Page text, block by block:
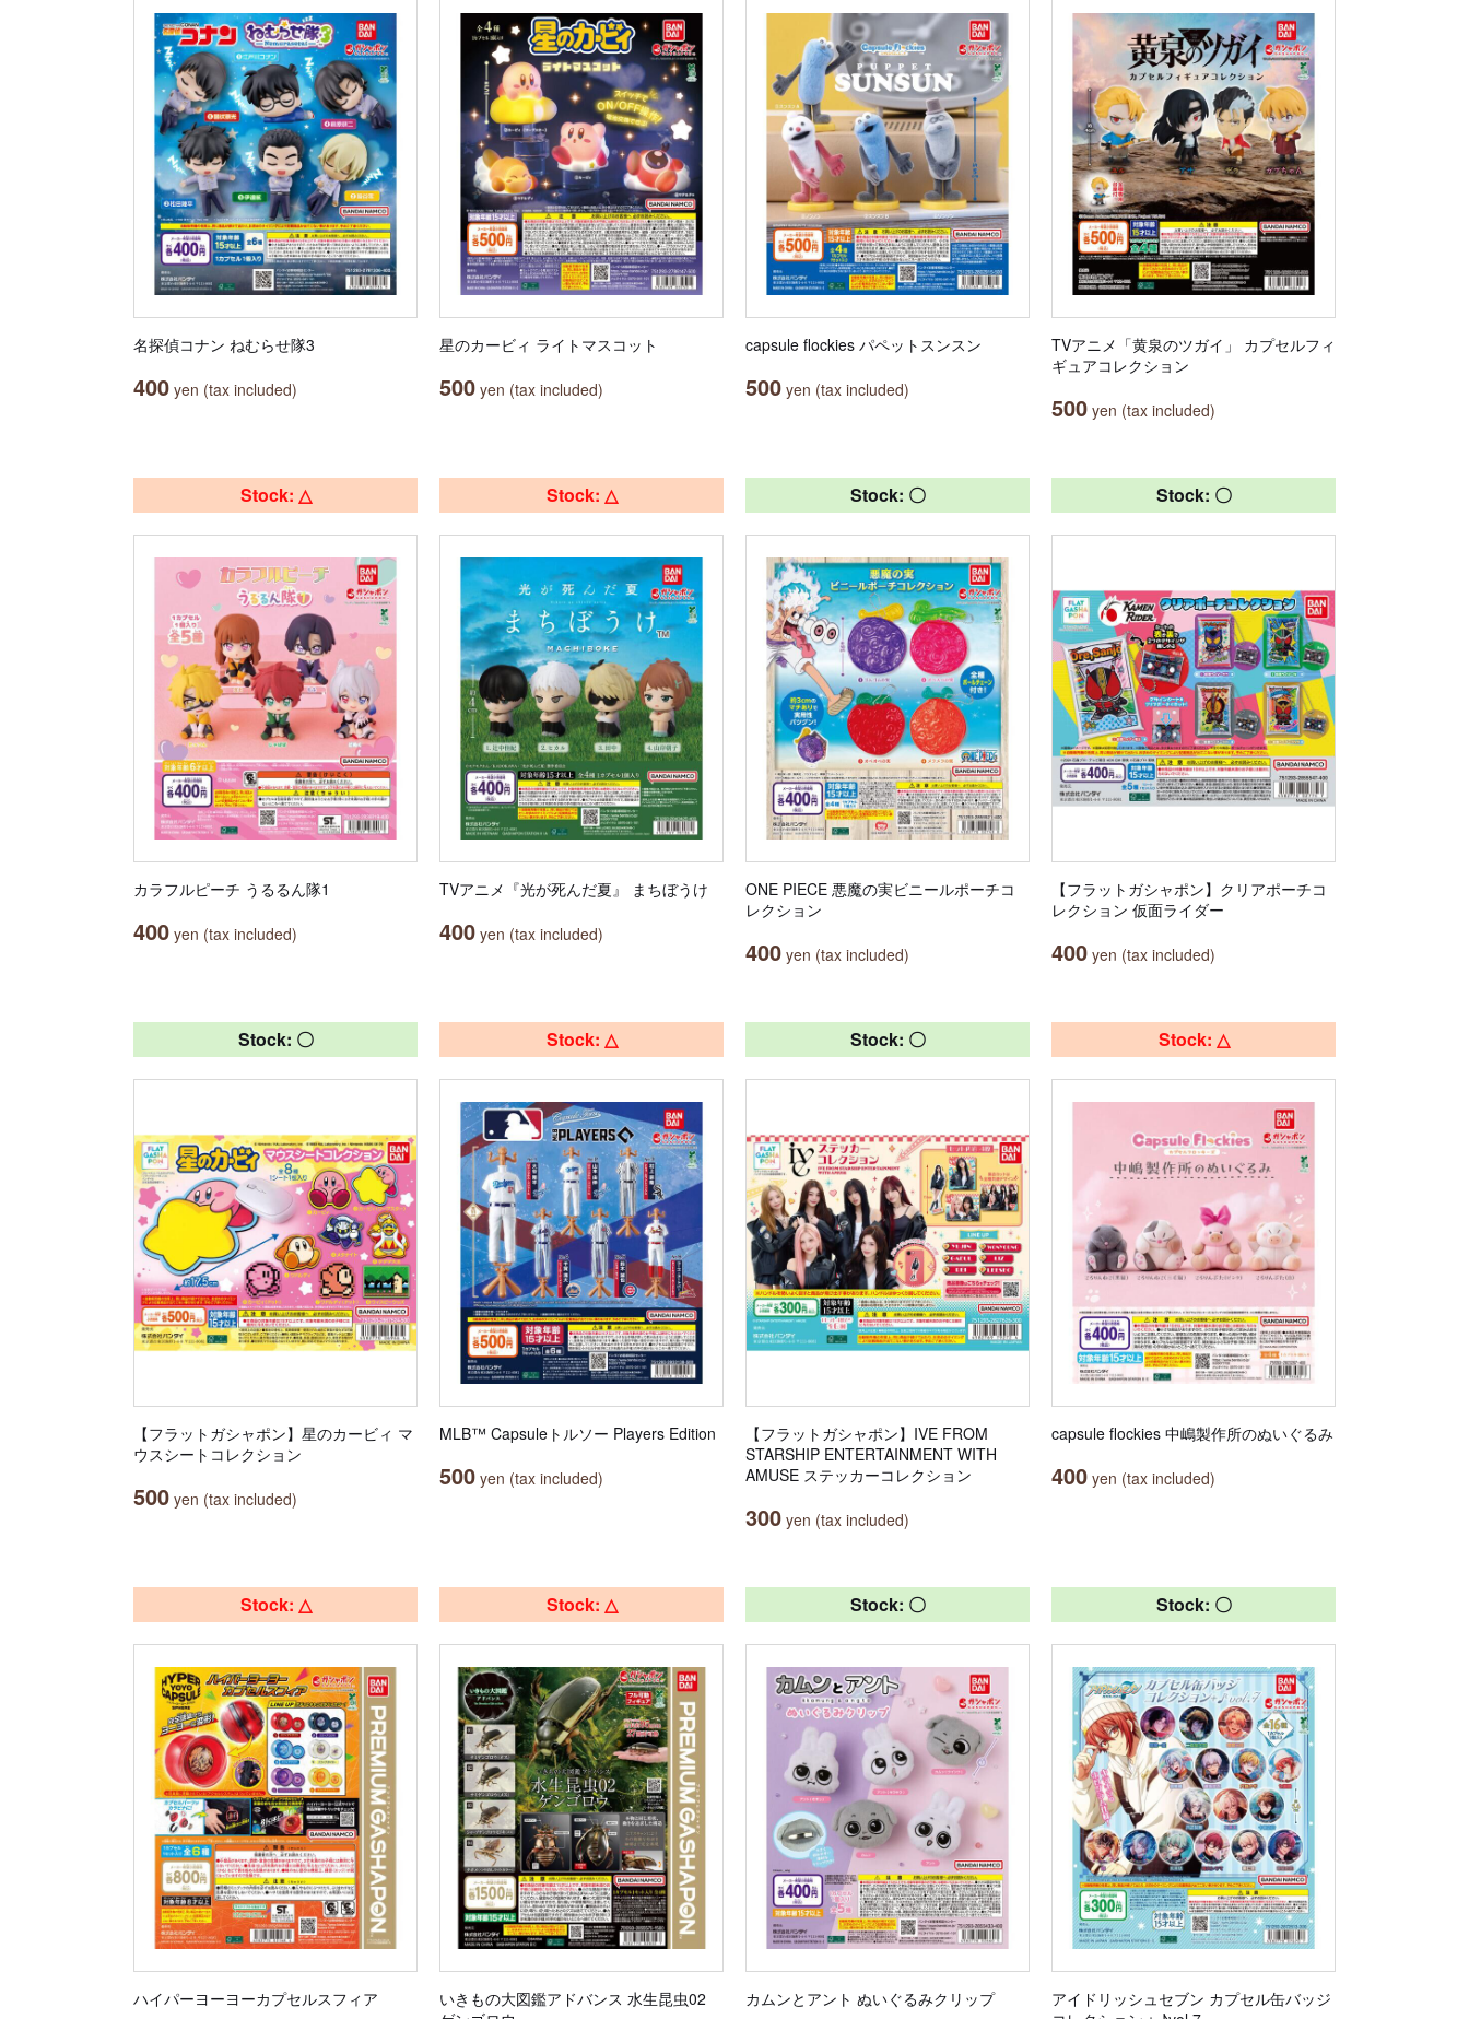
名探偵コナン ねむらせ隊3
400 yen (tax included)
星のカービィ ライトマスコット
500 yen (tax included)
capsule flockies パペットスンスン
500 yen (tax included)
TVアニメ「黄泉のツガイ」 カプセルフィ
ギュアコレクション
500 yen (tax included)
Stock: △
カラフルピーチ うるるん隊1
400 yen (tax included)
Stock: △
TVアニメ『光が死んだ夏』 まちぼうけ
400 yen (tax included)
Stock: 〇
ONE PIECE 悪魔の実ビニールポーチコ
レクション
400 yen (tax included)
Stock: 〇
【フラットガシャポン】クリアポーチコ
レクション 仮面ライダー
400 yen (tax included)
Stock: 〇
【フラットガシャポン】星のカービィ マ
ウスシートコレクション
500 yen (tax included)
Stock: △
MLB™ Capsuleトルソー Players Edition
500 yen (tax included)
Stock: 〇
【フラットガシャポン】IVE FROM
STARSHIP ENTERTAINMENT WITH
AMUSE ステッカーコレクション
300 yen (tax included)
Stock: △
capsule flockies 中嶋製作所のぬいぐるみ
400 yen (tax included)
Stock: △
ハイパーヨーヨーカプセルスフィア
Stock: △
いきもの大図鑑アドバンス 水生昆虫02
Stock: 〇
カムンとアント ぬいぐるみクリップ
Stock: 〇
アイドリッシュセブン カプセル缶バッジ